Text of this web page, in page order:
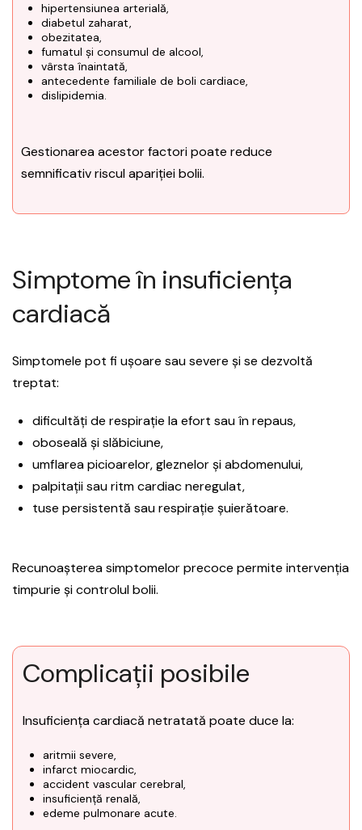
hipertensiunea arterială,
diabetul zaharat,
obezitatea,
fumatul și consumul de alcool,
vârsta înaintată,
antecedente familiale de boli cardiace,
dislipidemia.
Gestionarea acestor factori poate reduce
semnificativ riscul apariției bolii.
Simptome în insuficiența
cardiacă
Simptomele pot fi ușoare sau severe și se dezvoltă
treptat:
dificultăți de respirație la efort sau în repaus,
oboseală și slăbiciune,
umflarea picioarelor, gleznelor și abdomenului,
palpitații sau ritm cardiac neregulat,
tuse persistentă sau respirație șuierătoare.
Recunoașterea simptomelor precoce permite intervenția
timpurie și controlul bolii.
Complicații posibile
Insuficiența cardiacă netratată poate duce la:
aritmii severe,
infarct miocardic,
accident vascular cerebral,
insuficiență renală,
edeme pulmonare acute.